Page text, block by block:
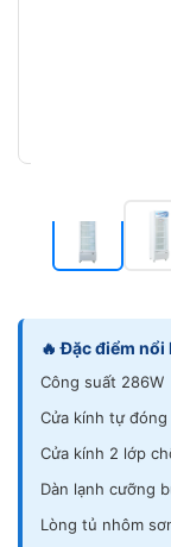
🔥 Đặc điểm nổi
Công suất 286W
Cửa kính tự đóng
Cửa kính 2 lớp
Dàn lạnh cưỡng
Lòng tủ nhôm